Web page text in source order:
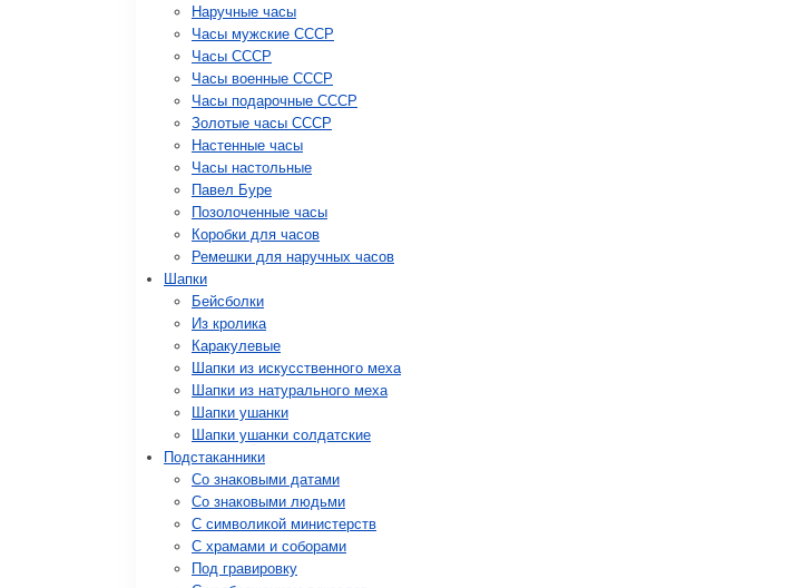
Наручные часы
Часы мужские СССР
Часы СССР
Часы военные СССР
Часы подарочные СССР
Золотые часы СССР
Настенные часы
Часы настольные
Павел Буре
Позолоченные часы
Коробки для часов
Ремешки для наручных часов
Шапки
Бейсболки
Из кролика
Каракулевые
Шапки из искусственного меха
Шапки из натурального меха
Шапки ушанки
Шапки ушанки солдатские
Подстаканники
Со знаковыми датами
Cо знаковыми людьми
C символикой министерств
C храмами и соборами
Под гравировку